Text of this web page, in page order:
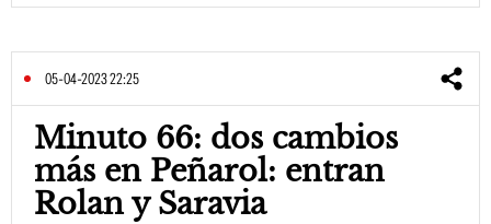
05-04-2023 22:25
Minuto 66: dos cambios
más en Peñarol: entran
Rolan y Saravia